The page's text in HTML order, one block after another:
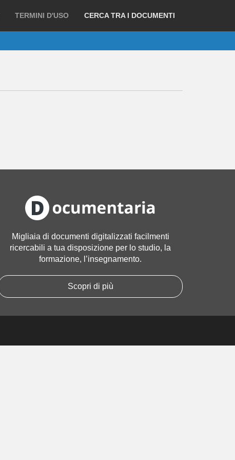
TERMINI D'USO CERCA TRA I DOCUMENTI
Migliaia di documenti digitalizzati facilmenti
ricercabili a tua disposizione per lo studio, la
formazione, l’insegnamento.
Scopri di più